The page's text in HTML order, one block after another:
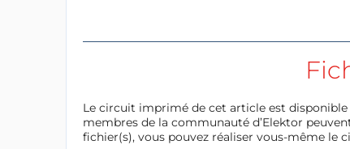
Le circuit imprimé de cet article est disponible
membres de la communauté d’Elektor
fichier(s), vous pouvez réaliser vous-même le